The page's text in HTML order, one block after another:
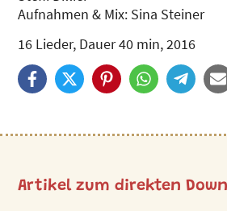
Aufnahmen & Mix: Sina Steiner
16 Lieder, Dauer 40 min, 2016
Artikel zum direkten